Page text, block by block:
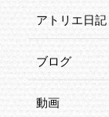
アトリエ日記
ブログ
動画